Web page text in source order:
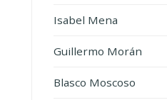
Isabel Mena
Guillermo Morán
Blasco Moscoso